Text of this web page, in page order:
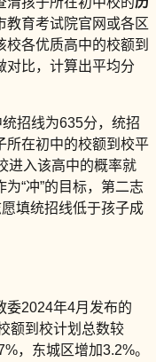
教育考试院官网或各区
各优质高中的校额到
对比，计算出平均分
招线为635分，统招
所在初中的校额到校平
进入该高中的概率就
“冲”的目标，第二志
填统招线低于孩子成
委2024年4月发布的
额到校计划总数较
，东城区增加3.2%。